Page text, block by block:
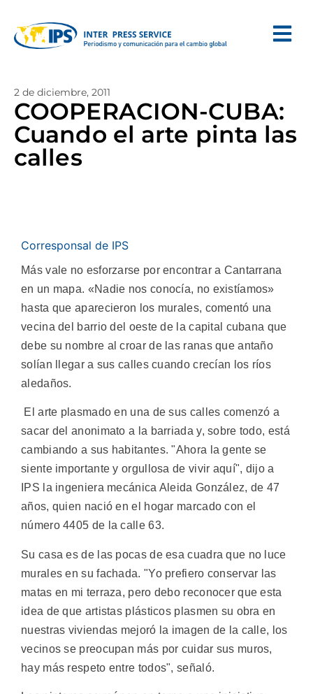
2 de diciembre, 2011
COOPERACION-CUBA:
Cuando el arte pinta las
calles
Corresponsal de IPS
Más vale no esforzarse por encontrar a Cantarrana
en un mapa. «Nadie nos conocía, no existíamos»
hasta que aparecieron los murales, comentó una
vecina del barrio del oeste de la capital cubana que
debe su nombre al croar de las ranas que antaño
solían llegar a sus calles cuando crecían los ríos
aledaños.
El arte plasmado en una de sus calles comenzó a
sacar del anonimato a la barriada y, sobre todo, está
cambiando a sus habitantes. "Ahora la gente se
siente importante y orgullosa de vivir aquí", dijo a
IPS la ingeniera mecánica Aleida González, de 47
años, quien nació en el hogar marcado con el
número 4405 de la calle 63.
Su casa es de las pocas de esa cuadra que no luce
murales en su fachada. "Yo prefiero conservar las
matas en mi terraza, pero debo reconocer que esta
idea de que artistas plásticos plasmen su obra en
nuestras viviendas mejoró la imagen de la calle, los
vecinos se preocupan más por cuidar sus muros,
hay más respeto entre todos", señaló.